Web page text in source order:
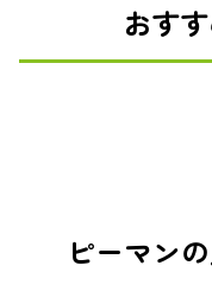
おす
ピーマン